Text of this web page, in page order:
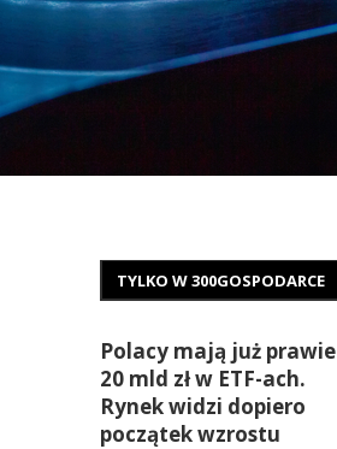
TYLKO W 300GOSPODARCE
Polacy mają już prawie
20 mld zł w ETF-ach.
Rynek widzi dopiero
początek wzrostu